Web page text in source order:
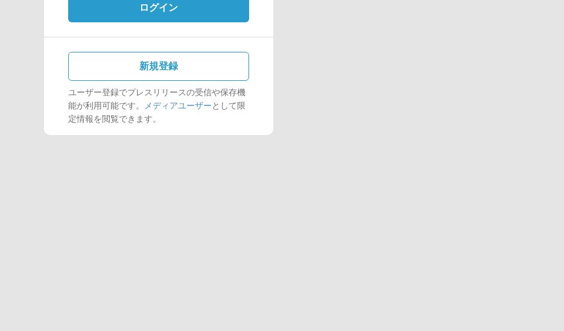
ログイン
新規登録
ユーザー登録でプレスリリースの受信や保存機
能が利用可能です。
メディアユーザーとして限
定情報を閲覧できます。